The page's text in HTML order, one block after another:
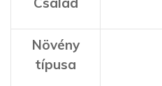
Növény
típusa